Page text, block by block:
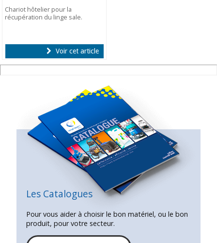
Chariot hôtelier pour la
récupération du linge sale.
Voir cet article
Les Catalogues
Pour vous aider à choisir le bon matériel, ou le bon
produit, pour votre secteur.